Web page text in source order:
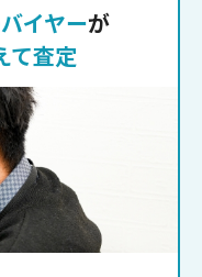
イヤーが
て査定